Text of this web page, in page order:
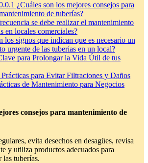
¿Cuáles son los mejores consejos para
de tuberías?
se debe realizar el mantenimiento
en locales comerciales?
los signos que indican que es necesario un
urgente de las tuberías en un local?
para Prolongar la Vida Útil de tus
para Evitar Filtraciones y Daños
de Mantenimiento para Negocios
consejos para mantenimiento de
evita desechos en desagües, revisa
y utiliza productos adecuados para
las tuberías.